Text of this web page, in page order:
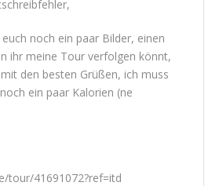
noch ein paar Bilder, einen
ihr meine Tour verfolgen könnt,
den besten Grüßen, ich muss
ein paar Kalorien (ne
tour/41691072?ref=itd